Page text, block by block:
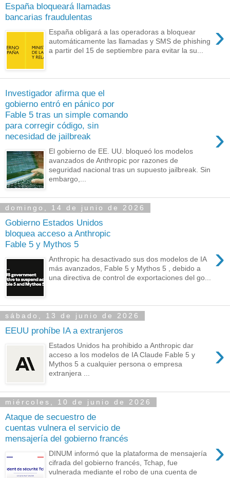
España bloqueará llamadas
bancarias fraudulentas
›
España obligará a las operadoras a bloquear
automáticamente las llamadas y SMS de phishing
a partir del 15 de septiembre para evitar la su...
Investigador afirma que el
gobierno entró en pánico por
Fable 5 tras un simple comando
para corregir código, sin
necesidad de jailbreak
›
El gobierno de EE. UU. bloqueó los modelos
avanzados de Anthropic por razones de
seguridad nacional tras un supuesto jailbreak. Sin
embargo,...
domingo, 14 de junio de 2026
Gobierno Estados Unidos
bloquea acceso a Anthropic
Fable 5 y Mythos 5
›
Anthropic ha desactivado sus dos modelos de IA
más avanzados, Fable 5 y Mythos 5 , debido a
una directiva de control de exportaciones del go...
sábado, 13 de junio de 2026
EEUU prohíbe IA a extranjeros
›
Estados Unidos ha prohibido a Anthropic dar
acceso a los modelos de IA Claude Fable 5 y
Mythos 5 a cualquier persona o empresa
extranjera ...
miércoles, 10 de junio de 2026
Ataque de secuestro de
cuentas vulnera el servicio de
mensajería del gobierno francés
›
DINUM informó que la plataforma de mensajería
cifrada del gobierno francés, Tchap, fue
vulnerada mediante el robo de una cuenta de